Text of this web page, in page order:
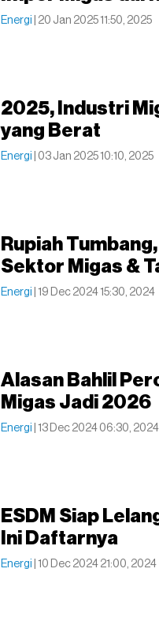
Energi | 20 Jan 2025 11:50, 2025
2025, Industri
yang Berat
Energi | 03 Jan 2025 10:10, 2025
Rupiah
Sektor Migas &
Energi | 19 Dec 2024 15:30, 2024
Alasan Bahlil
Migas Jadi 2026
Energi | 13 Dec 2024 06:30, 2024
ESDM Siap
Ini Daftarnya
Energi | 10 Dec 2024 21:00, 2024